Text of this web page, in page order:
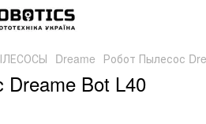
Dreame Робот Пылесос
Bot L40